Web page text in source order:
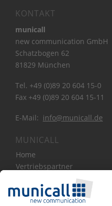
KONTAKT
municall
new communication GmbH
Schatzbogen 62
81829 München
Tel. +49 (0)89 20 604 15-0
Fax +49 (0)89 20 604 15-11
E-Mail: info@municall.de
MUNICALL
Home
Vertriebspartner
Über Uns
News